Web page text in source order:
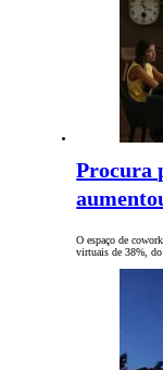
Procura
O espaço de
virtuais de 38%,